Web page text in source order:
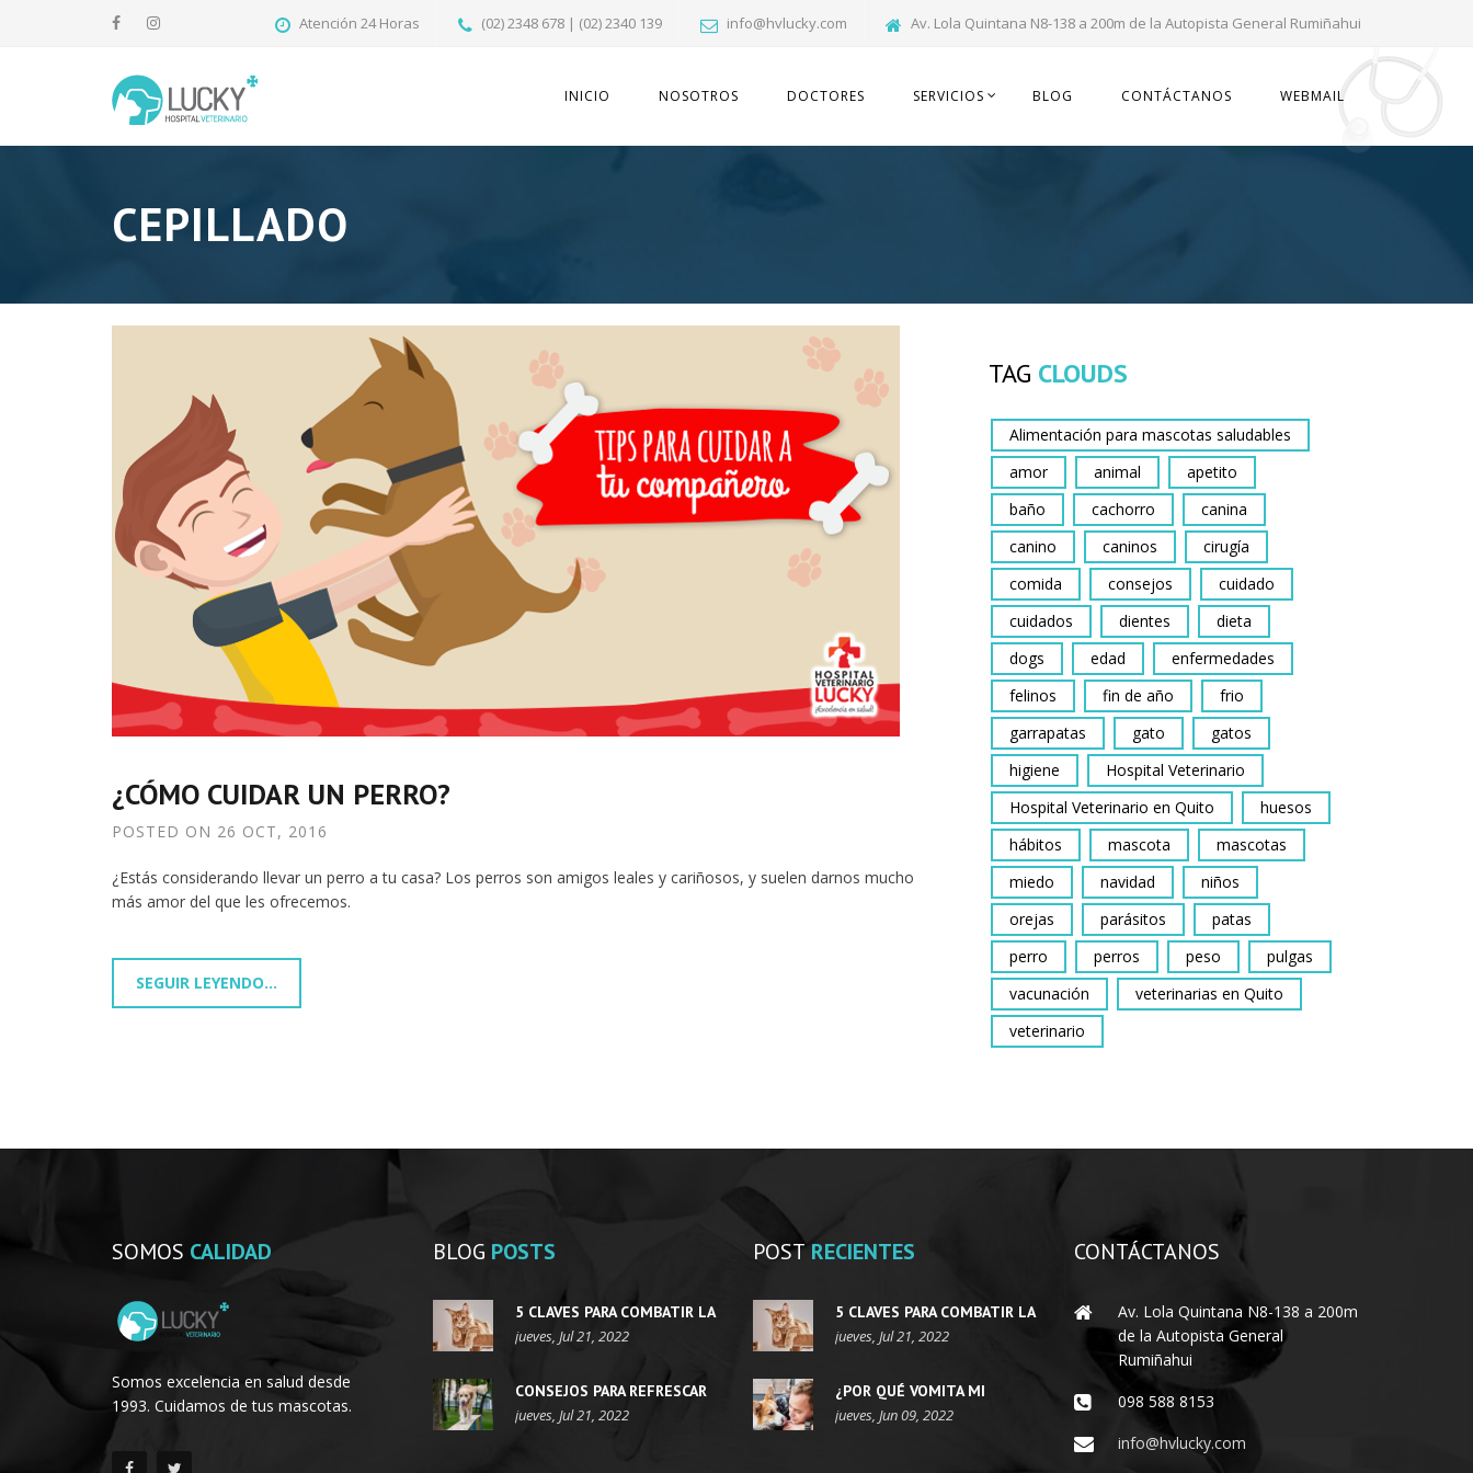
Atención 24 Horas (02) 2348 678 | (02) 2340 139 info@hvlucky.com Av. Lola Quintana N8-138 a 200m de la Autopista General Rumiñahui
INICIO NOSOTROS DOCTORES SERVICIOS BLOG CONTÁCTANOS WEBMAIL
CEPILLADO
¿CÓMO CUIDAR UN PERRO?
POSTED ON 26 OCT, 2016
¿Estás considerando llevar un perro a tu casa? Los perros son amigos leales y cariñosos, y suelen darnos mucho
más amor del que les ofrecemos.
SEGUIR LEYENDO...
TAG CLOUDS
Alimentación para mascotas saludables
amor
animal
apetito
baño
cachorro
canina
canino
caninos
cirugía
comida
consejos
cuidado
cuidados
dientes
dieta
dogs
edad
enfermedades
felinos
fin de año
frio
garrapatas
gato
gatos
higiene
Hospital Veterinario
Hospital Veterinario en Quito
huesos
hábitos
mascota
mascotas
miedo
navidad
niños
orejas
parásitos
patas
perro
perros peso
pulgas
vacunación
veterinarias en Quito
veterinario
SOMOS CALIDAD
Somos excelencia en salud desde
1993. Cuidamos de tus mascotas.
BLOG POSTS
5 CLAVES PARA COMBATIR LA
OBESIDAD EN GATOS
jueves, Jul 21, 2022
CONSEJOS PARA REFRESCAR
AL PERRO EN VERANO
jueves, Jul 21, 2022
POST RECIENTES
5 CLAVES PARA COMBATIR LA
OBESIDAD EN GATOS
jueves, Jul 21, 2022
¿POR QUÉ VOMITA MI
PERRO?
jueves, Jun 09, 2022
CONTÁCTANOS
Av. Lola Quintana N8-138 a 200m
de la Autopista General
Rumiñahui
098 588 8153
info@hvlucky.com